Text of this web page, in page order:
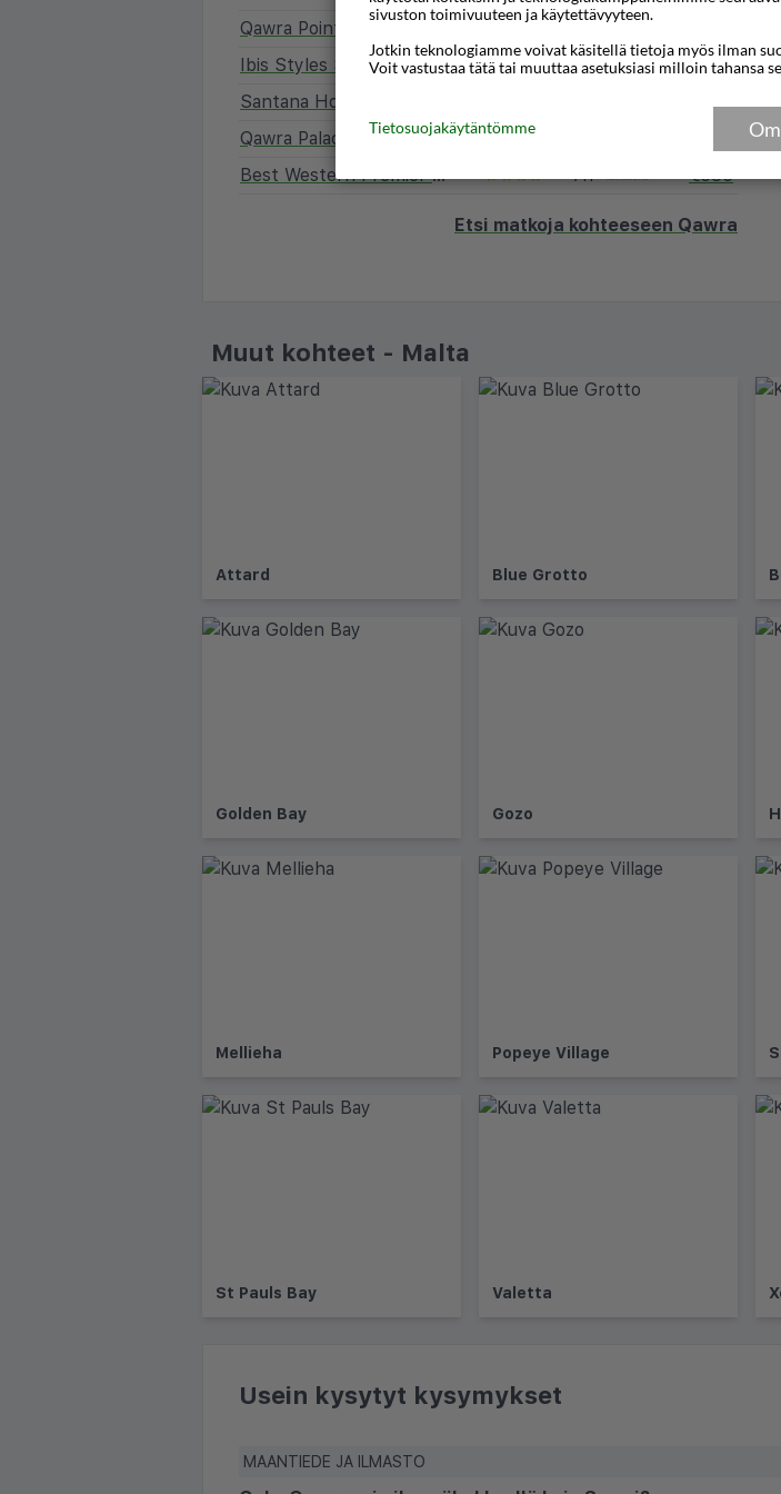
Ibis Styles St. Paul's Bay Malta
★★★ 7n
€546
Santana Hotel
€555
Qawra Palace Hotel
★★★★
Best Western Premier Malta
★★★★ 7n €585
Etsi matkoja kohteeseen Qawra
Muut kohteet - Malta
Attard Blue Grotto
Golden Bay Gozo
Mellieha Popeye Village
St Pauls Bay Valetta
Usein kysytyt kysymykset
MAANTIEDE JA ILMASTO
sivuston toimivuuteen ja käytettävyyteen.
Jotkin teknologiamme voivat käsitellä tietoja myös ilman
Voit vastustaa tätä tai muuttaa asetuksiasi milloin tahansa
Tietosuojakäytäntömme